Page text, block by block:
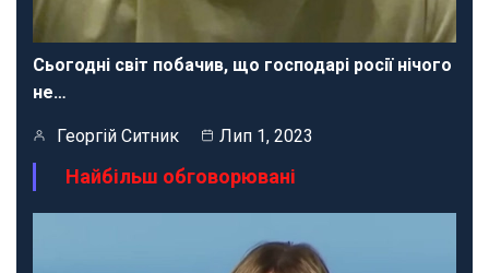
Сьогодні світ побачив, що господарі росії нічого
не…
Георгій Ситник Лип 1, 2023
Найбільш обговорювані